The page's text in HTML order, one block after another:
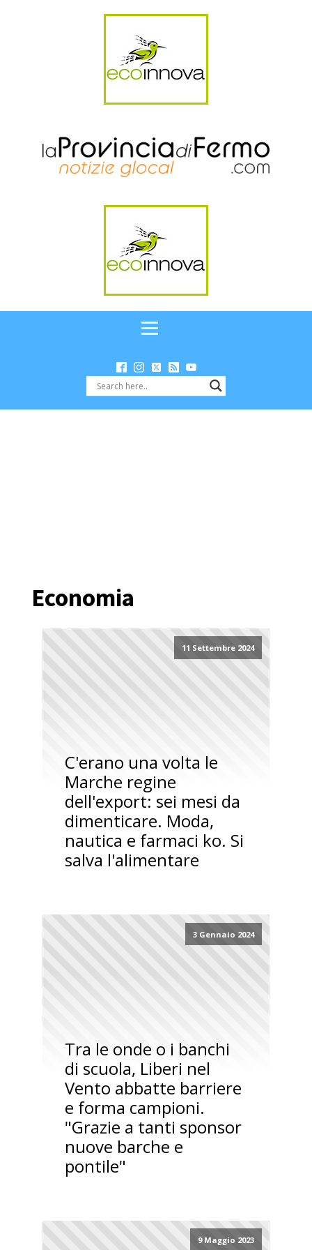
Economia
11 Settembre 2024
C'erano una volta le
Marche regine
dell'export: sei mesi da
dimenticare. Moda,
nautica e farmaci ko. Si
salva l'alimentare
3 Gennaio 2024
Tra le onde o i banchi
di scuola, Liberi nel
Vento abbatte barriere
e forma campioni.
"Grazie a tanti sponsor
nuove barche e
pontile"
9 Maggio 2023